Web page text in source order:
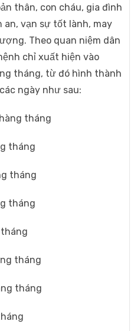
thân, con cháu, gia đình
an, vạn sự tốt lành, may
Theo quan niệm dân
chỉ xuất hiện vào
tháng, từ đó hình thành
ngày như sau:
tháng
tháng
tháng
tháng
tháng
tháng
tháng